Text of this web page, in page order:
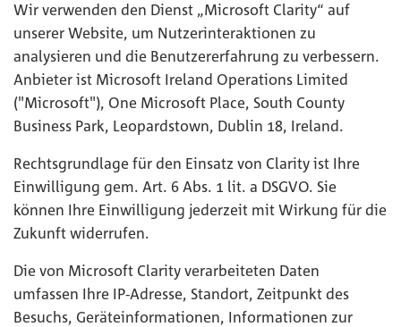
Wir verwenden den Dienst „Microsoft Clarity“ auf
unserer Website, um Nutzerinteraktionen zu
analysieren und die Benutzererfahrung zu verbessern.
Anbieter ist Microsoft Ireland Operations Limited
("Microsoft"), One Microsoft Place, South County
Business Park, Leopardstown, Dublin 18, Ireland.
Rechtsgrundlage für den Einsatz von Clarity ist Ihre
Einwilligung gem. Art. 6 Abs. 1 lit. a DSGVO. Sie
können Ihre Einwilligung jederzeit mit Wirkung für die
Zukunft widerrufen.
Die von Microsoft Clarity verarbeiteten Daten
umfassen Ihre IP-Adresse, Standort, Zeitpunkt des
Besuchs, Geräteinformationen, Informationen zur